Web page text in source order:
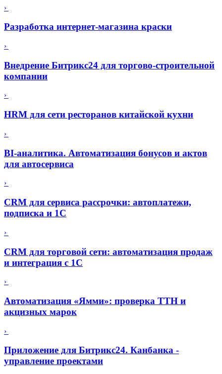
›
Разработка интернет-магазина краски
›
Внедрение Битрикс24 для торгово-строительной
компании
›
HRM для сети ресторанов китайской кухни
›
BI-аналитика. Автоматизация бонусов и актов
для автосервиса
›
CRM для сервиса рассрочки: автоплатежи,
подписка и 1С
›
CRM для торговой сети: автоматизация продаж
и интеграция с 1С
›
Автоматизация «Ямми»: проверка ТТН и
акцизных марок
›
Приложение для Битрикс24. Канбанка -
управление проектами